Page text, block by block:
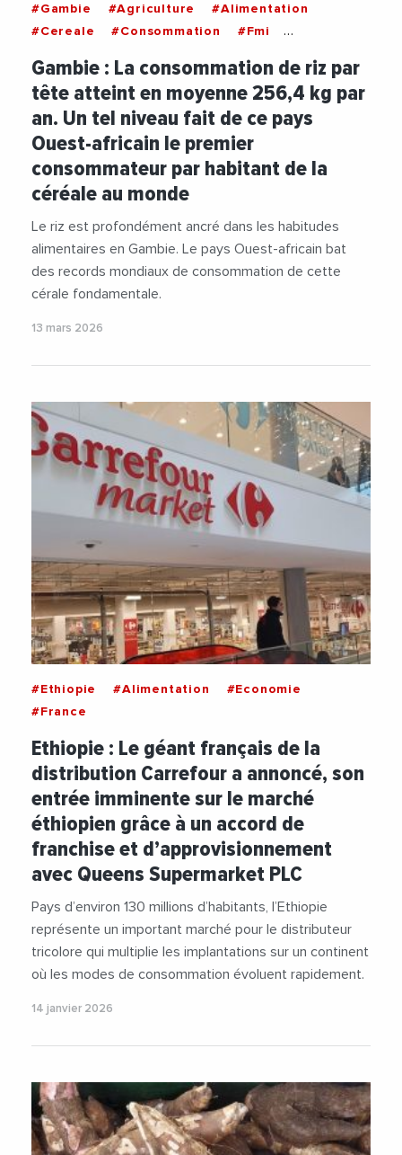
#Gambie #Agriculture
#Alimentation
#Cereale
#Consommation
#Fmi
Gambie : La consommation de riz par
tête atteint en moyenne 256,4 kg par
an. Un tel niveau fait de ce pays
Ouest-africain le premier
consommateur par habitant de la
céréale au monde
Le riz est profondément ancré dans les habitudes
alimentaires en Gambie. Le pays Ouest-africain bat
des records mondiaux de consommation de cette
cérale fondamentale.
13 mars 2026
#Ethiopie #Alimentation
#Economie
#France
Ethiopie : Le géant français de la
distribution Carrefour a annoncé, son
entrée imminente sur le marché
éthiopien grâce à un accord de
franchise et d’approvisionnement
avec Queens Supermarket PLC
Pays d’environ 130 millions d’habitants, l’Ethiopie
représente un important marché pour le distributeur
tricolore qui multiplie les implantations sur un continent
où les modes de consommation évoluent rapidement.
14 janvier 2026